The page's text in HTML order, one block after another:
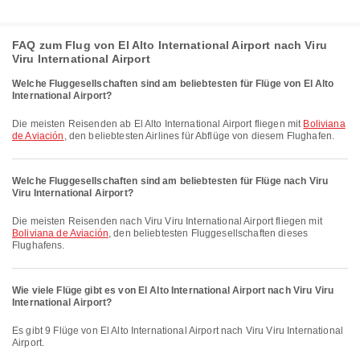
FAQ zum Flug von El Alto International Airport nach Viru
Viru International Airport
Welche Fluggesellschaften sind am beliebtesten für Flüge von El Alto
International Airport?
Die meisten Reisenden ab El Alto International Airport fliegen mit Boliviana
de Aviación , den beliebtesten Airlines für Abflüge von diesem Flughafen.
Welche Fluggesellschaften sind am beliebtesten für Flüge nach Viru
Viru International Airport?
Die meisten Reisenden nach Viru Viru International Airport fliegen mit
Boliviana de Aviación, den beliebtesten Fluggesellschaften dieses
Flughafens.
Wie viele Flüge gibt es von El Alto International Airport nach Viru Viru
International Airport?
Es gibt 9 Flüge von El Alto International Airport nach Viru Viru International
Airport.